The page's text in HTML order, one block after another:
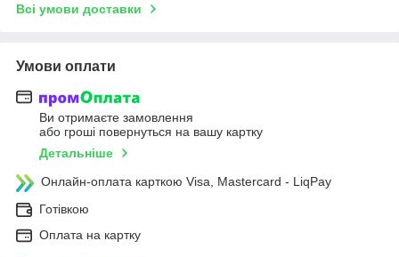
Всі умови доставки
Умови оплати
Ви отримаєте замовлення
або гроші повернуться на вашу картку
Детальніше
Онлайн-оплата карткою Visa, Mastercard - LiqPay
Готівкою
Оплата на картку